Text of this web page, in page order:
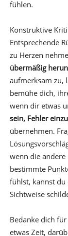
fühlen.
Konstruktive
Entsprechende
zu Herzen
übermäßig
aufmerksam zu,
bemühe dich,
wenn dir etwas
sein, Fehler
übernehmen.
wenn die
bestimmte
fühlst, kannst du
Sichtweise
Bedanke dich
etwas Zeit,